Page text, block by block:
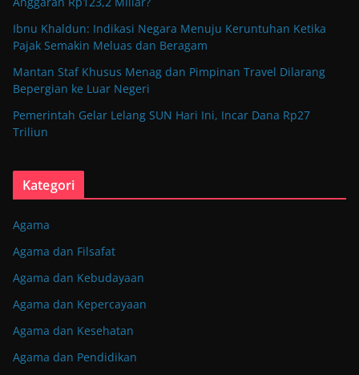
Ibnu Khaldun: Indikasi Negara Menuju Keruntuhan Ketika
Pajak Semakin Meluas dan Beragam
Mantan Staf Khusus Menag dan Pimpinan Travel Dilarang
Bepergian ke Luar Negeri
Pemerintah Gelar Lelang SUN Hari Ini, Incar Dana Rp27
Triliun
Kategori
Agama
Agama dan Filsafat
Agama dan Kebudayaan
Agama dan Kepercayaan
Agama dan Kesehatan
Agama dan Pendidikan